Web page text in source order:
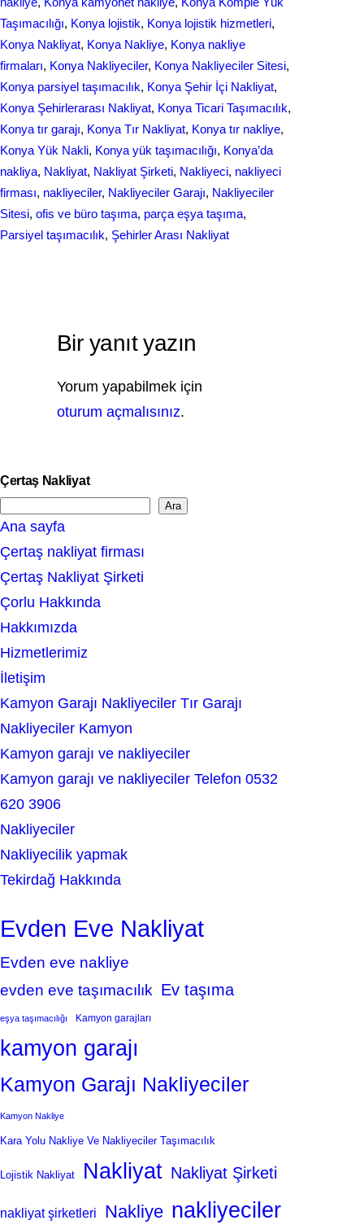
Taşımacılığı, Konya lojistik, Konya lojistik hizmetleri
Konya Nakliyat, Konya Nakliye, Konya nakliye
firmaları, Konya Nakliyeciler, Konya Nakliyeciler Sitesi
Konya parsiyel taşımacılık, Konya Şehir İçi Nakliyat
Konya Şehirlerarası Nakliyat, Konya Ticari Taşımacılık
Konya tır garajı, Konya Tır Nakliyat, Konya tır nakliye
Konya Yük Nakli, Konya yük taşımacılığı, Konya’da
nakliya, Nakliyat, Nakliyat Şirketi, Nakliyeci, nakliyeci
firması, nakliyeciler, Nakliyeciler Garajı, Nakliyeciler
Sitesi, ofis ve büro taşıma, parça eşya taşıma
Parsiyel taşımacılık, Şehirler Arası Nakliyat
Bir yanıt yazın
Yorum yapabilmek için
oturum açmalısınız.
Çertaş Nakliyat
e
a
r
c
h
Ara
Ana sayfa
Çertaş nakliyat firması
Çertaş Nakliyat Şirketi
Çorlu Hakkında
Hakkımızda
Hizmetlerimiz
İletişim
Kamyon Garajı Nakliyeciler Tır Garajı
Nakliyeciler Kamyon
Kamyon garajı ve nakliyeciler
Kamyon garajı ve nakliyeciler Telefon 0532
620 3906
Nakliyeciler
Nakliyecilik yapmak
Tekirdağ Hakkında
Evden Eve Nakliyat
Evden eve nakliye
evden eve taşımacılık Ev taşıma
eşya taşımacılığı Kamyon garajları
kamyon garajı
Kamyon Garajı Nakliyeciler
Kamyon Nakliye
Kara Yolu Nakliye Ve Nakliyeciler Taşımacılık
Lojistik Nakliyat Nakliyat Nakliyat Şirketi
nakliyat şirketleri Nakliye nakliyeciler